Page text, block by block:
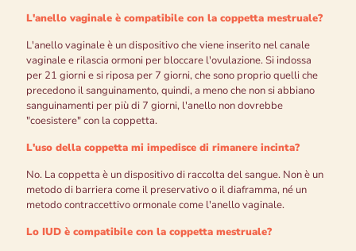
L'anello vaginale è compatibile con la coppetta mestruale?
L'anello vaginale è un dispositivo che viene inserito nel canale
vaginale e rilascia ormoni per bloccare l'ovulazione. Si indossa
per 21 giorni e si riposa per 7 giorni, che sono proprio quelli che
precedono il sanguinamento, quindi, a meno che non si abbiano
sanguinamenti per più di 7 giorni, l'anello non dovrebbe
"coesistere" con la coppetta.
L'uso della coppetta mi impedisce di rimanere incinta?
No. La coppetta è un dispositivo di raccolta del sangue. Non è un
metodo di barriera come il preservativo o il diaframma, né un
metodo contraccettivo ormonale come l'anello vaginale.
Lo IUD è compatibile con la coppetta mestruale?